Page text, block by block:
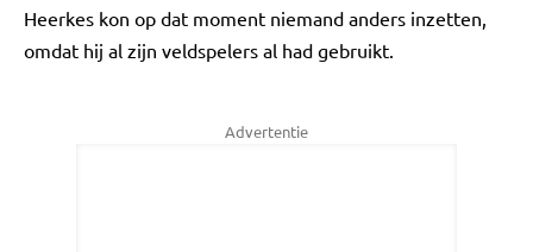
Heerkes kon op dat moment niemand anders inzetten,
omdat hij al zijn veldspelers al had gebruikt.
Advertentie